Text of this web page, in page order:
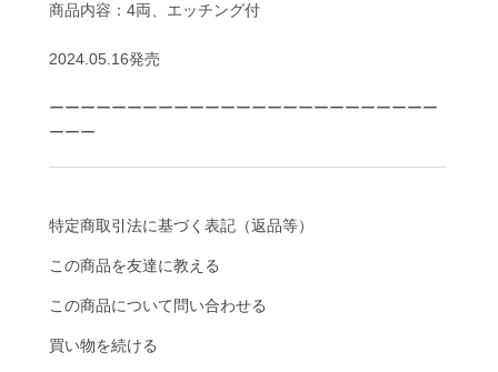
商品内容：4両、エッチング付
2024.05.16発売
ーーーーーーーーーーーーーーーーーーーーーーーーー
ーーー
特定商取引法に基づく表記（返品等）
この商品を友達に教える
この商品について問い合わせる
買い物を続ける